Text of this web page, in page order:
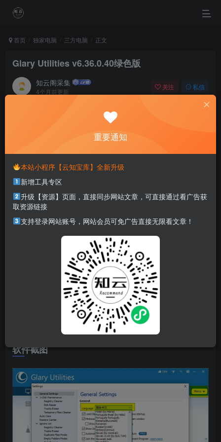
首页 独家电脑 三方电脑 正文
Glary Utilities v6.36.0.40绿色版
知云阁采集
4个月前更新
关注 私信
A good idea without action is worth nothing.
如果没有切实执行，再好的点子也是徒劳
本站部分资源打包为压缩包以方便分享，涉及较多
击解压密码
软件介绍
GlaryUtilities 一站式电脑优化解决方案。它允许你清理系统
垃圾文件，无效的注册表键值，上网记录，管理和删除IE插
件，分析磁盘空间使用情况，查找重复文件，优化内存，查
找、修理或删除快捷方式，管理windows启动程序，卸载软
件，安全删除文件，查找空目录,右键菜单管理，包括超过20
+系统实用程序来提高你的计算机的性能。支持简体中文等
软件截图
重要通知
本站小程序【云知宝库】全新升级
新增工具专区
升级【资源】页面，直接同步网站文章，可直接通过看广告获
取资源链接
支持登录网站账号，网站会员可免广告直接无限看文章！